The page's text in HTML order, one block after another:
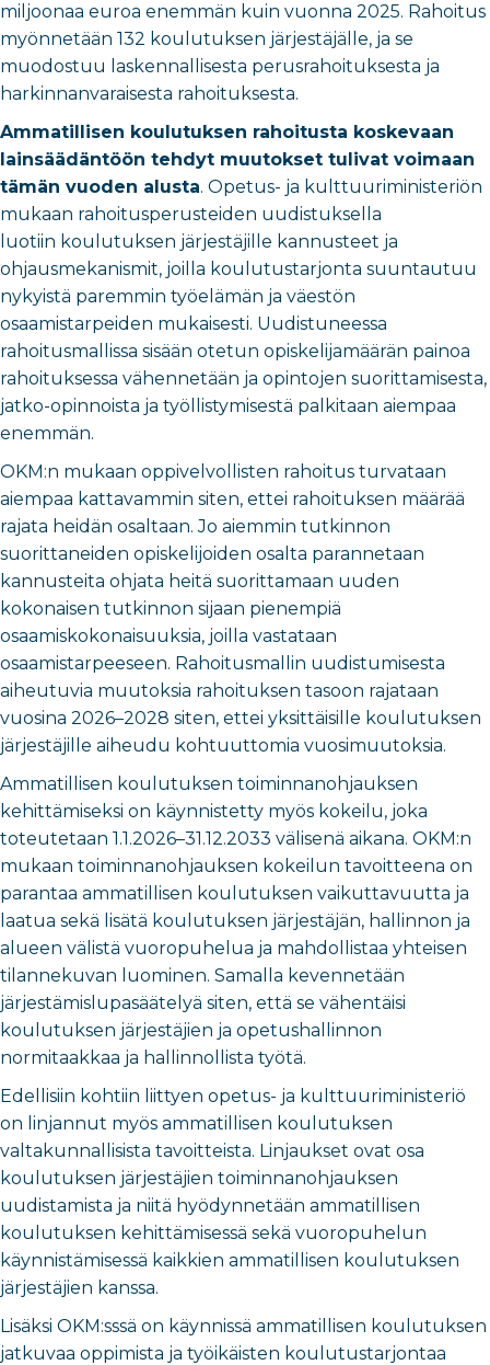
miljoonaa euroa enemmän kuin vuonna 2025. Rahoitus
myönnetään 132 koulutuksen järjestäjälle, ja se
muodostuu laskennallisesta perusrahoituksesta ja
harkinnanvaraisesta rahoituksesta.
Ammatillisen koulutuksen rahoitusta koskevaan
lainsäädäntöön tehdyt muutokset tulivat voimaan
tämän vuoden alusta. Opetus- ja kulttuuriministeriön
mukaan rahoitusperusteiden uudistuksella
luotiin koulutuksen järjestäjille kannusteet ja
ohjausmekanismit, joilla koulutustarjonta suuntautuu
nykyistä paremmin työelämän ja väestön
osaamistarpeiden mukaisesti. Uudistuneessa
rahoitusmallissa sisään otetun opiskelijamäärän painoa
rahoituksessa vähennetään ja opintojen suorittamisesta,
jatko-opinnoista ja työllistymisestä palkitaan aiempaa
enemmän.
OKM:n mukaan oppivelvollisten rahoitus turvataan
aiempaa kattavammin siten, ettei rahoituksen määrää
rajata heidän osaltaan. Jo aiemmin tutkinnon
suorittaneiden opiskelijoiden osalta parannetaan
kannusteita ohjata heitä suorittamaan uuden
kokonaisen tutkinnon sijaan pienempiä
osaamiskokonaisuuksia, joilla vastataan
osaamistarpeeseen. Rahoitusmallin uudistumisesta
aiheutuvia muutoksia rahoituksen tasoon rajataan
vuosina 2026–2028 siten, ettei yksittäisille koulutuksen
järjestäjille aiheudu kohtuuttomia vuosimuutoksia.
Ammatillisen koulutuksen toiminnanohjauksen
kehittämiseksi on käynnistetty myös kokeilu, joka
toteutetaan 1.1.2026–31.12.2033 välisenä aikana. OKM:n
mukaan toiminnanohjauksen kokeilun tavoitteena on
parantaa ammatillisen koulutuksen vaikuttavuutta ja
laatua sekä lisätä koulutuksen järjestäjän, hallinnon ja
alueen välistä vuoropuhelua ja mahdollistaa yhteisen
tilannekuvan luominen. Samalla kevennetään
järjestämislupasäätelyä siten, että se vähentäisi
koulutuksen järjestäjien ja opetushallinnon
normitaakkaa ja hallinnollista työtä.
Edellisiin kohtiin liittyen opetus- ja kulttuuriministeriö
on linjannut myös ammatillisen koulutuksen
valtakunnallisista tavoitteista. Linjaukset ovat osa
koulutuksen järjestäjien toiminnanohjauksen
uudistamista ja niitä hyödynnetään ammatillisen
koulutuksen kehittämisessä sekä vuoropuhelun
käynnistämisessä kaikkien ammatillisen koulutuksen
järjestäjien kanssa.
Lisäksi OKM:sssä on käynnissä ammatillisen koulutuksen
jatkuvaa oppimista ja työikäisten koulutustarjontaa